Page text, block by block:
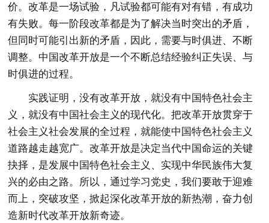
价。改革是一场试验，凡试验都可能有对有错，有成功
有失败。每一阶段改革都是为了解决当时突出的矛盾，
但同时可能引出新的矛盾，因此，需要与时俱进、不断
调整。中国改革开放是一个不断总结经验纠正失误、与
时俱进的过程。
实践证明，没有改革开放，就没有中国特色社会主
义，就没有中国社会主义的现代化。把改革开放贯穿于
社会主义社会发展的全过程，就能使中国特色社会主义
道路越走越宽广。改革开放是决定当代中国命运的关键
抉择，是发展中国特色社会主义、实现中华民族伟大复
兴的必由之路。所以，通过学习党史，我们要敢于迎难
而上，突破攻坚，掀起深化改革开放的新热潮，奋力创
造新时代改革开放新奇迹。